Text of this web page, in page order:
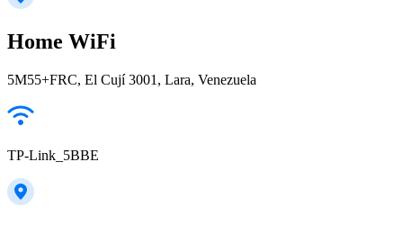
Home WiFi
5M55+FRC, El Cují 3001, Lara, Venezuela
TP-Link_5BBE